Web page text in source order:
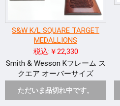
S&W K/L SQUARE TARGET
MEDALLIONS
税込:￥22,330
Smith & Wesson Kフレーム ス
クエア オーバーサイズ
ただいま品切れ中です。